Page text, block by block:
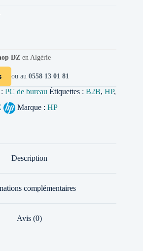
DZ en Algérie
ou au 0558 13 01 81
PC de bureau Étiquettes : B2B, HP,
Marque : HP
Description
complémentaires
Avis (0)